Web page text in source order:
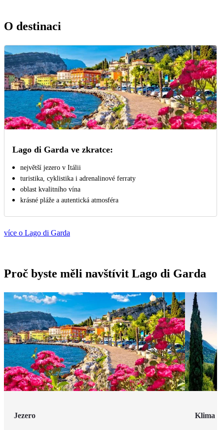
O destinaci
Lago di Garda ve zkratce:
největší jezero v Itálii
turistika, cyklistika i adrenalinové ferraty
oblast kvalitního vína
krásné pláže a autentická atmosféra
více o Lago di Garda
Proč byste měli navštívit Lago di Garda
Jezero Klima